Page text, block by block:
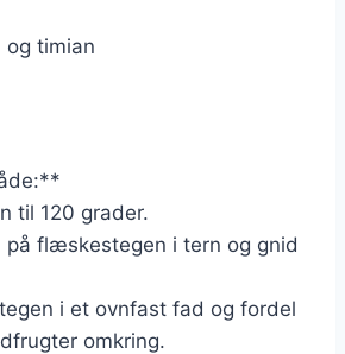
og timian
til 120 grader.
flæskestegen i tern og gnid
i et ovnfast fad og fordel
omkring.